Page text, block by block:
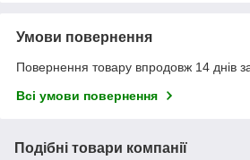
Умови повернення
Повернення товару впродовж 14 днів
Всі умови повернення
Подібні товари компанії